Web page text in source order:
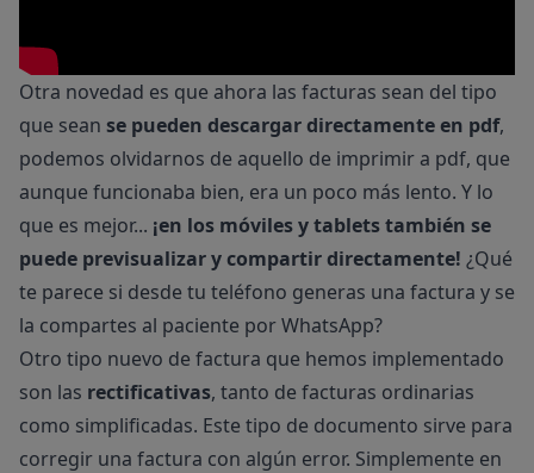
Otra novedad es que ahora las facturas sean del tipo
que sean se pueden descargar directamente en pdf,
podemos olvidarnos de aquello de imprimir a pdf, que
aunque funcionaba bien, era un poco más lento. Y lo
que es mejor... ¡en los móviles y tablets también se
puede previsualizar y compartir directamente! ¿Qué
te parece si desde tu teléfono generas una factura y se
la compartes al paciente por WhatsApp?
Otro tipo nuevo de factura que hemos implementado
son las rectificativas, tanto de facturas ordinarias
como simplificadas. Este tipo de documento sirve para
corregir una factura con algún error. Simplemente en